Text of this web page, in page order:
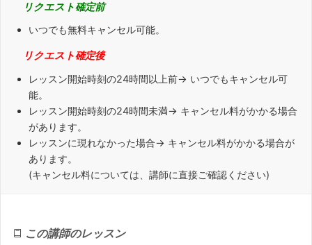
リクエスト確定前
いつでも無料キャンセル可能。
リクエスト確定後
レッスン開始時刻の24時間以上前→ いつでもキャンセル可
能。
レッスン開始時刻の24時間未満→ キャンセル料がかかる場合
があります。
レッスンに現れなかった場合→ キャンセル料がかかる場合が
あります。
(キャンセル料については、講師に直接ご確認ください)
この講師のレッスン